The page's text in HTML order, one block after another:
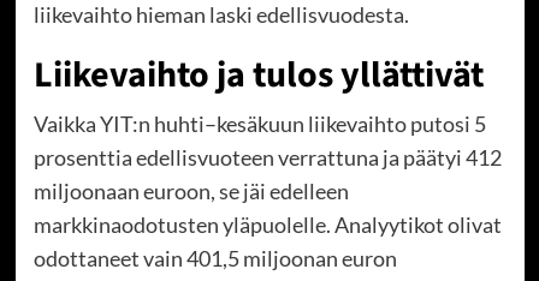
liikevaihto hieman laski edellisvuodesta.
Liikevaihto ja tulos yllättivät
Vaikka YIT:n huhti–kesäkuun liikevaihto putosi 5
prosenttia edellisvuoteen verrattuna ja päätyi 412
miljoonaan euroon, se jäi edelleen
markkinaodotusten yläpuolelle. Analyytikot olivat
odottaneet vain 401,5 miljoonan euron